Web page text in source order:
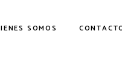
SOMOS